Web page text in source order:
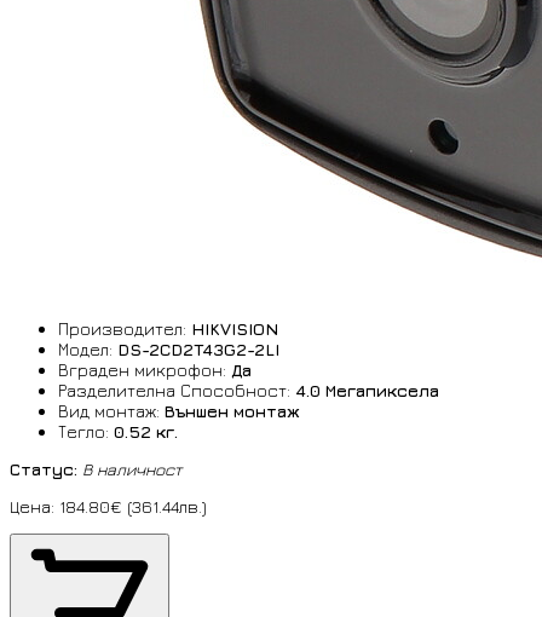
Производител: HIKVISION
Модел: DS-2CD2T43G2-2LI
Вграден микрофон: Да
Разделителна Способност: 4.0 Мегапиксела
Вид монтаж: Външен монтаж
Тегло: 0.52 кг.
Статус: В наличност
Цена: 184.80€ (361.44лв.)